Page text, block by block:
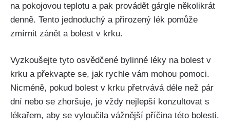
na pokojovou​ teplotu a ‍pak provádět gárgle několikrát
denně. Tento⁤ jednoduchý a přirozený ‌lék ⁤pomůže
⁤zmírnit⁣ zánět a bolest v krku.
Vyzkoušejte​ tyto osvědčené bylinné léky ​na bolest v
krku⁣ a překvapte se, jak​ rychle vám‌ mohou pomoci.‌
Nicméně, ⁤pokud bolest ‌v krku přetrvává déle než pár
dní⁤ nebo se zhoršuje,‌ je vždy nejlepší konzultovat s
lékařem, ​aby se vyloučila vážnější‍ příčina ‍této ‌bolesti.